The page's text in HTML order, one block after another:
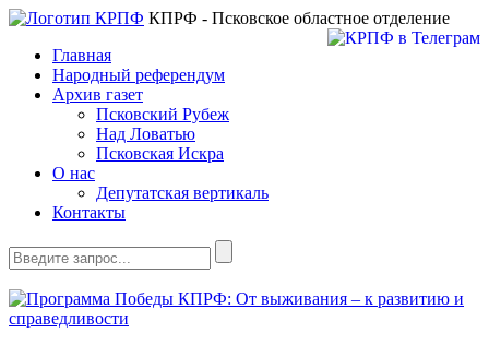
КПРФ - Псковское областное отделение
Главная
Народный референдум
Архив газет
Псковский Рубеж
Над Ловатью
Псковская Искра
О нас
Депутатская вертикаль
Контакты